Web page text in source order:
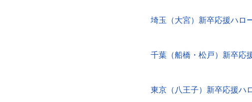
埼玉（大宮）新卒応援ハロ
千葉（船橋・松戸）新卒応
東京（八王子）新卒応援ハ